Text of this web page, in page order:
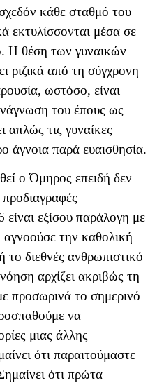
κάθε σταθμό του
εκτυλίσσονται μέσα σε
Η θέση των γυναικών
ριζικά από τη σύγχρονη
ωστόσο, είναι
του έπους ως
απλώς τις γυναίκες
άγνοια παρά ευαισθησία.
ο Όμηρος επειδή δεν
εξίσου παράλογη με
αγνοούσε την καθολική
διεθνές ανθρωπιστικό
αρχίζει ακριβώς τη
προσωρινά το σημερινό
να
μιας άλλης
ότι παραιτούμαστε
ότι πρώτα